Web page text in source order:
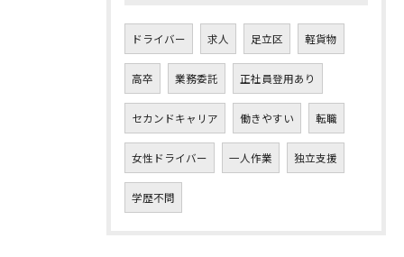
ドライバー 求人 足立区 軽貨物
高卒 業務委託 正社員登用あり
セカンドキャリア 働きやすい 転職
女性ドライバー 一人作業 独立支援
学歴不問